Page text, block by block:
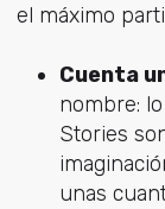
el máximo
Cuenta
nombre:
Stories
unas